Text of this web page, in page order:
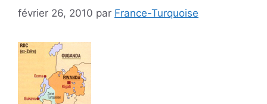
février 26, 2010 par France-Turquoise